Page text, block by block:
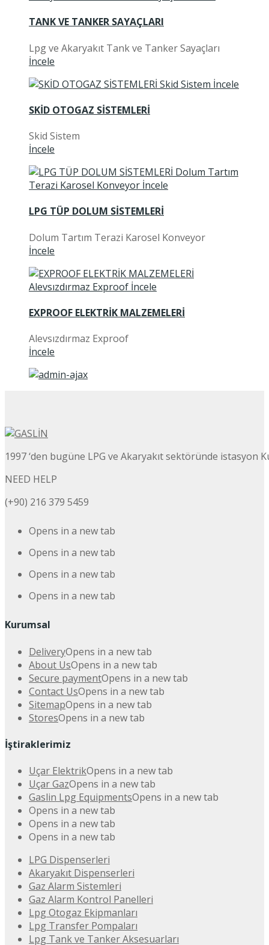
TANK VE TANKER SAYAÇLARI
Lpg ve Akaryakıt Tank ve Tanker Sayaçları
İncele
SKİD OTOGAZ SİSTEMLERİ
Skid Sistem
İncele
LPG TÜP DOLUM SİSTEMLERİ
Dolum Tartım Terazi Karosel Konveyor
İncele
EXPROOF ELEKTRİK MALZEMELERİ
Alevsızdırmaz Exproof
İncele
1997 ‘den bugüne LPG ve Akaryakıt sektöründe istasyon
NEED HELP
(+90) 216 379 5459
Opens in a new tab
Opens in a new tab
Opens in a new tab
Opens in a new tab
Kurumsal
DeliveryOpens in a new tab
About UsOpens in a new tab
Secure paymentOpens in a new tab
Contact UsOpens in a new tab
SitemapOpens in a new tab
StoresOpens in a new tab
İştiraklerimiz
Uçar ElektrikOpens in a new tab
Uçar GazOpens in a new tab
Gaslin Lpg EquipmentsOpens in a new tab
Opens in a new tab
Opens in a new tab
Opens in a new tab
LPG Dispenserleri
Akaryakıt Dispenserleri
Gaz Alarm Sistemleri
Gaz Alarm Kontrol Panelleri
Lpg Otogaz Ekipmanları
Lpg Transfer Pompaları
Lpg Tank ve Tanker Aksesuarları